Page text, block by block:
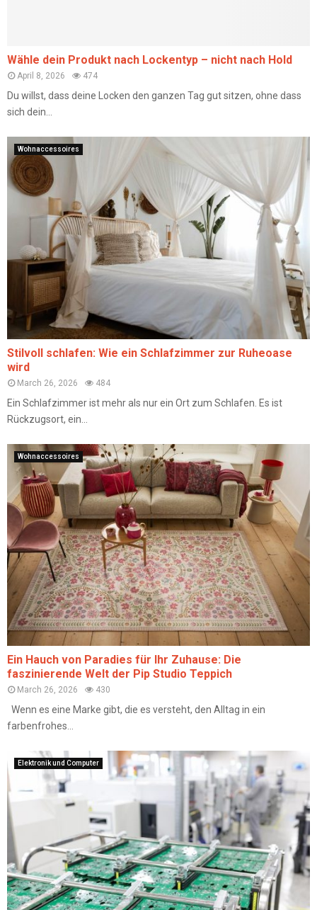
Wähle dein Produkt nach Lockentyp – nicht nach Hold
April 8, 2026 474
Du willst, dass deine Locken den ganzen Tag gut sitzen, ohne dass
sich dein...
Wohnaccessoires
Stilvoll schlafen: Wie ein Schlafzimmer zur Ruheoase
wird
March 26, 2026 484
Ein Schlafzimmer ist mehr als nur ein Ort zum Schlafen. Es ist
Rückzugsort, ein...
Wohnaccessoires
Ein Hauch von Paradies für Ihr Zuhause: Die
faszinierende Welt der Pip Studio Teppich
March 26, 2026 430
Wenn es eine Marke gibt, die es versteht, den Alltag in ein
farbenfrohes...
Elektronik und Computer